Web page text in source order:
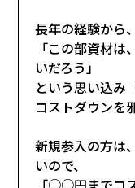
長年の経験から、
「この部資材
いだろう」
という思い込み
コストダウンを
新規参入の方は
いので、